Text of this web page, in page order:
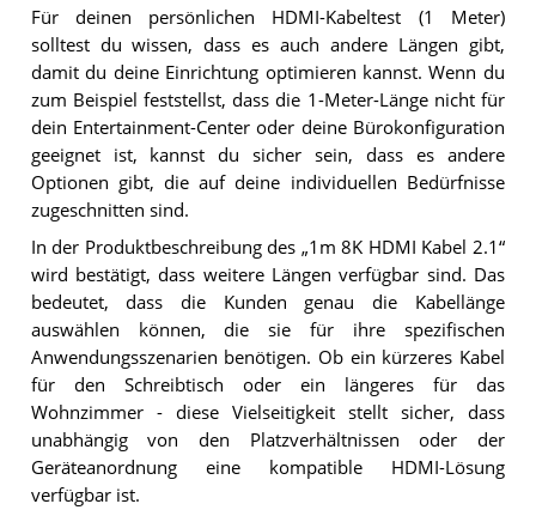
Für deinen persönlichen HDMI-Kabeltest (1 Meter)
solltest du wissen, dass es auch andere Längen gibt,
damit du deine Einrichtung optimieren kannst. Wenn du
zum Beispiel feststellst, dass die 1-Meter-Länge nicht für
dein Entertainment-Center oder deine Bürokonfiguration
geeignet ist, kannst du sicher sein, dass es andere
Optionen gibt, die auf deine individuellen Bedürfnisse
zugeschnitten sind.
In der Produktbeschreibung des „1m 8K HDMI Kabel 2.1“
wird bestätigt, dass weitere Längen verfügbar sind. Das
bedeutet, dass die Kunden genau die Kabellänge
auswählen können, die sie für ihre spezifischen
Anwendungsszenarien benötigen. Ob ein kürzeres Kabel
für den Schreibtisch oder ein längeres für das
Wohnzimmer - diese Vielseitigkeit stellt sicher, dass
unabhängig von den Platzverhältnissen oder der
Geräteanordnung eine kompatible HDMI-Lösung
verfügbar ist.